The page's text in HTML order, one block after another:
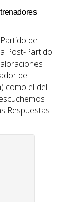
de
Post-Partido
del
como el del
Respuestas